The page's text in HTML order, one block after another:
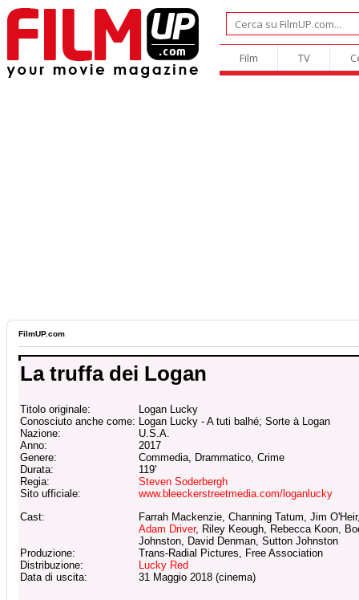
Film TV
FilmUP.com
La truffa dei Logan
Titolo originale:
Logan Lucky
Conosciuto anche come: Logan Lucky - A tuti balhé; Sorte à Logan
Nazione:
U.S.A.
Anno:
2017
Genere:
Commedia, Drammatico, Crime
Durata:
119'
Regia:
Steven Soderbergh
Sito ufficiale:
www.bleeckerstreetmedia.com/loganlucky
Cast:
Farrah Mackenzie, Channing Tatum, Jim
Adam Driver, Riley Keough, Rebecca Koon,
Johnston, David Denman, Sutton Johnston
Produzione:
Trans-Radial Pictures, Free Association
Distribuzione:
Lucky Red
Data di uscita:
31 Maggio 2018 (cinema)